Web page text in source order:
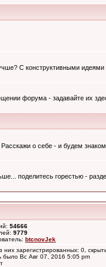
С конструктивными
форума - задавайте их
о себе - и будем
поделитесь горестью -
54666
9779
btcnovJek
них зарегистрированных: 0,
было Вс Авг 07, 2016 5:05 pm